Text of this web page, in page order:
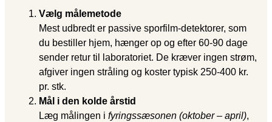
Vælg målemetode
Mest udbredt er passive sporfilm-detektorer, som
du bestiller hjem, hænger op og efter 60-90 dage
sender retur til laboratoriet. De kræver ingen strøm,
afgiver ingen stråling og koster typisk 250-400 kr.
pr. stk.
Mål i den kolde årstid
Læg målingen i fyringssæsonen (oktober – april),